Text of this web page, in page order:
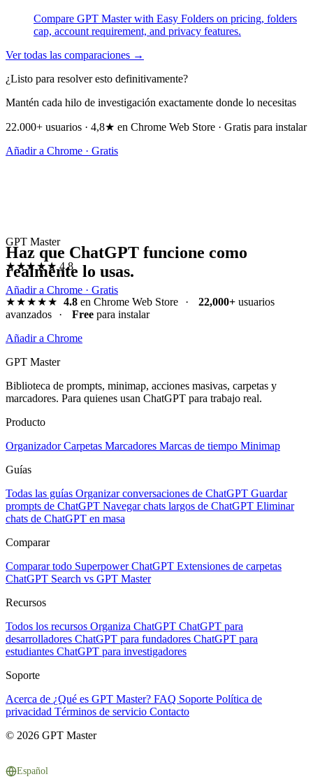
Compare GPT Master with Easy Folders on pricing, folders
cap, account requirement, and privacy features.
Ver todas las comparaciones →
¿Listo para resolver esto definitivamente?
Mantén cada hilo de investigación exactamente donde lo necesitas
22.000+ usuarios · 4,8★ en Chrome Web Store · Gratis para instalar
Añadir a Chrome · Gratis
GPT Master
★★★★★ 4.8
Añadir a Chrome · Gratis
Haz que ChatGPT funcione como
realmente lo usas.
★★★★★ 4.8en Chrome Web Store · 22,000+usuarios
avanzados
· Free para instalar
Añadir a Chrome
GPT Master
Biblioteca de prompts, minimap, acciones masivas, carpetas y
marcadores. Para quienes usan ChatGPT para trabajo real.
Producto
OrganizadorCarpetas Marcadores Marcas de tiempo Minimap
Guías
Todas las guías Organizar conversaciones de ChatGPT Guardar
prompts de ChatGPT Navegar chats largos de ChatGPT Eliminar
chats de ChatGPT en masa
Comparar
Comparar todo Superpower ChatGPT Extensiones de carpetas
ChatGPT Search vs GPT Master
Recursos
Todos los recursos Organiza ChatGPT ChatGPT para
desarrolladores ChatGPT para fundadores ChatGPT para
estudiantes ChatGPT para investigadores
Soporte
Acerca de ¿Qué es GPT Master? FAQ Soporte Política de
privacidad Términos de servicio Contacto
© 2026 GPT Master
Español